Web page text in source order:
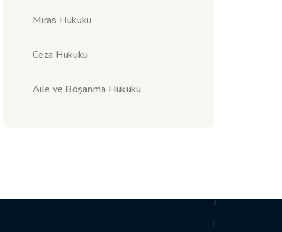
Miras Hukuku
Ceza Hukuku
Aile ve Boşanma Hukuku